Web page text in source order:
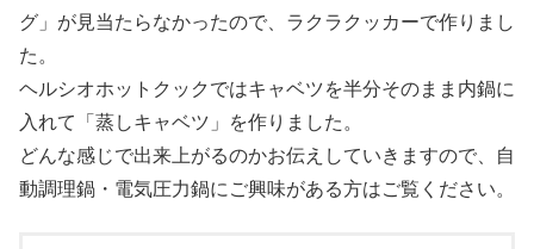
グ」が見当たらなかったので、ラクラクッカーで作りまし
た。
ヘルシオホットクックではキャベツを半分そのまま内鍋に
入れて「蒸しキャベツ」を作りました。
どんな感じで出来上がるのかお伝えしていきますので、自
動調理鍋・電気圧力鍋にご興味がある方はご覧ください。